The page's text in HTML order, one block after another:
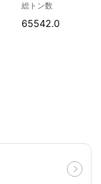
総トン数
65542.0